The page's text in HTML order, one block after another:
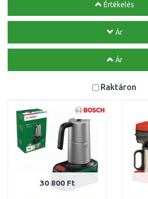
Értékelés
Ár
Ár
Raktáron
30 800 Ft